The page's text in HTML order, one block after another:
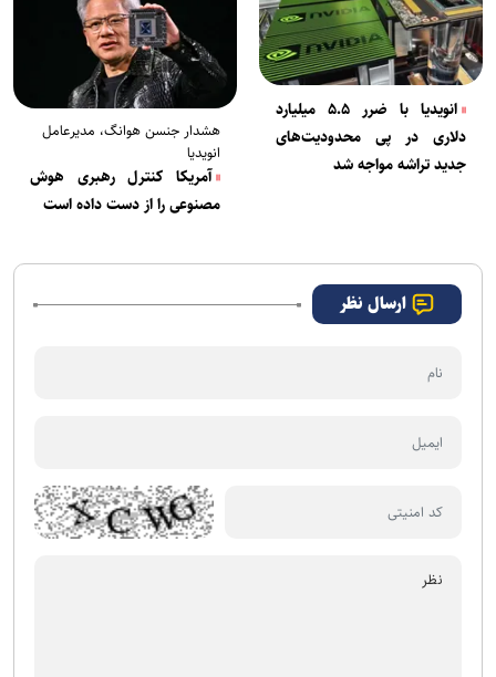
انویدیا با ضرر ۵.۵ میلیارد
دلاری در پی محدودیت‌های
جدید تراشه مواجه شد
هشدار جنسن هوانگ، مدیرعامل
انویدیا
آمریکا کنترل رهبری هوش
مصنوعی را از دست داده است
ارسال نظر